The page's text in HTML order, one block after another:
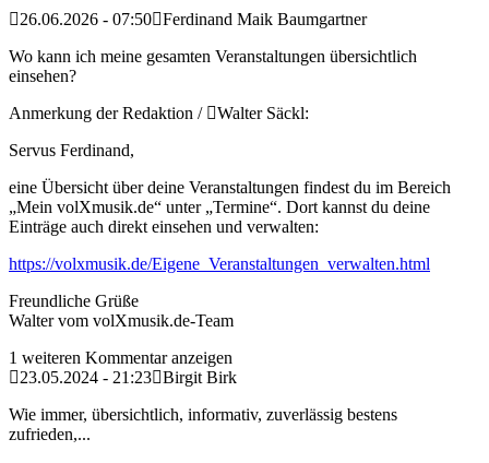
26.06.2026 - 07:50 Ferdinand Maik Baumgartner
Wo kann ich meine gesamten Veranstaltungen übersichtlich
einsehen?
Anmerkung der Redaktion /
Walter Säckl:
Servus Ferdinand,
eine Übersicht über deine Veranstaltungen findest du im Bereich
„Mein volXmusik.de“ unter „Termine“. Dort kannst du deine
Einträge auch direkt einsehen und verwalten:
https://volxmusik.de/Eigene_Veranstaltungen_verwalten.html
Freundliche Grüße
Walter vom volXmusik.de-Team
1 weiteren Kommentar anzeigen
23.05.2024 - 21:23 Birgit Birk
Wie immer, übersichtlich, informativ, zuverlässig bestens
zufrieden,...